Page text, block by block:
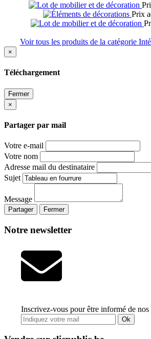
Prix
Voir tous les produits de la catégorie
×
Téléchargement
Fermer
×
Partager par mail
Votre e-mail
Votre nom
Adresse mail du destinataire
Sujet
Message
Partager Fermer
Notre newsletter
Inscrivez-vous pour être informé de nos
Ok